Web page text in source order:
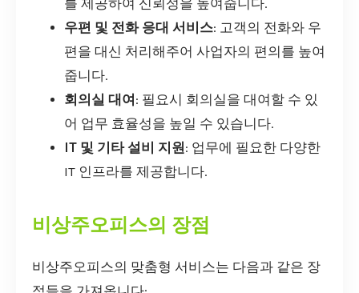
를 제공하여 신뢰성을 높여줍니다.
우편 및 전화 응대 서비스: 고객의 전화와 우
편을 대신 처리해주어 사업자의 편의를 높여
줍니다.
회의실 대여 : 필요시 회의실을 대여할 수 있
어 업무 효율성을 높일 수 있습니다.
IT 및 기타 설비 지원 : 업무에 필요한 다양한
IT 인프라를 제공합니다.
비상주오피스의 장점
비상주오피스의 맞춤형 서비스는 다음과 같은 장